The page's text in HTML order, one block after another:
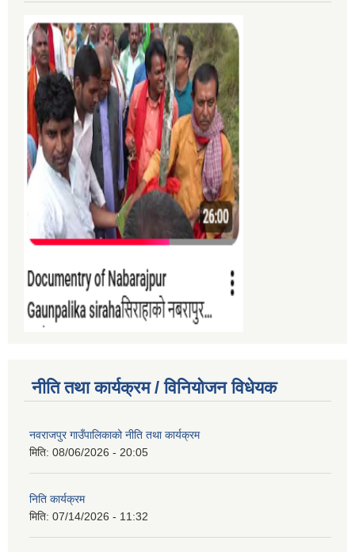
नीति तथा कार्यक्रम / विनियोजन विधेयक
नवराजपुर गाउँपालिकाको नीति तथा कार्यक्रम
मिति: 08/06/2026 - 20:05
निति कार्यक्रम
मिति: 07/14/2026 - 11:32